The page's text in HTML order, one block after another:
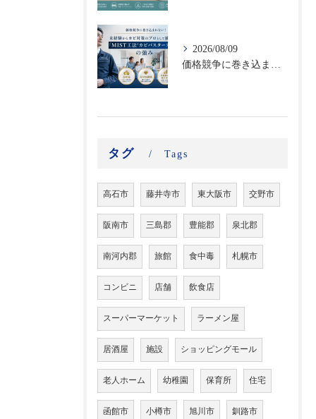
2026/08/09
タグ Tags
高石市 藤井寺市 東大阪市 交野市
阪南市 三島郡 豊能郡 泉北郡
南河内郡 旅館 食中毒 札幌市
コンビニ 店舗 飲食店
スーパーマーケット ラーメン屋
居酒屋 施設 ショッピングモール
老人ホーム 幼稚園 保育所 住宅
函館市 小樽市 旭川市 釧路市